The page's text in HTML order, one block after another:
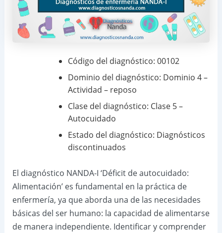
Código del diagnóstico: 00102
Dominio del diagnóstico: Dominio 4 –
Actividad – reposo
Clase del diagnóstico: Clase 5 –
Autocuidado
Estado del diagnóstico: Diagnósticos
discontinuados
El diagnóstico NANDA-I ‘Déficit de autocuidado:
Alimentación’ es fundamental en la práctica de
enfermería, ya que aborda una de las necesidades
básicas del ser humano: la capacidad de alimentarse
de manera independiente. Identificar y comprender